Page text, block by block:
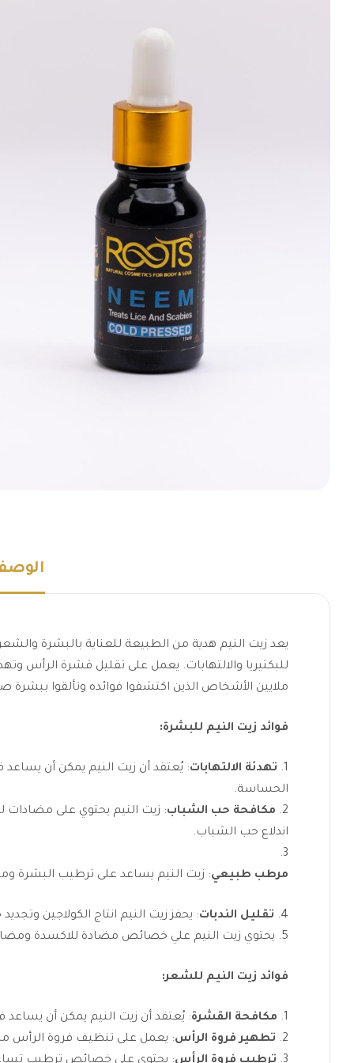
يعد زيت النيم هدية من الطبيعة للعناية بالبشرة
للبكتيريا والالتهابات. يعمل على تقليل قشرة الرأس
ملايين الأشخاص الذين اكتشفوا فوائده وتألقوا ببشرة
فوائد زيت النيم للبشرة:
تهدئة الالتهابات: يُعتقد أن زيت النيم يمكن أن يساعد
الحساسة.
مكافحة حب الشباب: زيت النيم يحتوي على مضادات
اندلاع حب الشباب.
مرطب طبيعي: زيت النيم يساعد على ترطيب البشرة
تقليل الندبات: يحفز زيت النيم انتاج الكولاجين وتجديد
يحتوي زيت النيم علي خصائص مضادة للاكسدة
فوائد زيت النيم للشعر:
مكافحة القشرة: يُعتقد أن زيت النيم يمكن أن
تطهير فروة الرأس: يعمل على تنظيف فروة الرأس